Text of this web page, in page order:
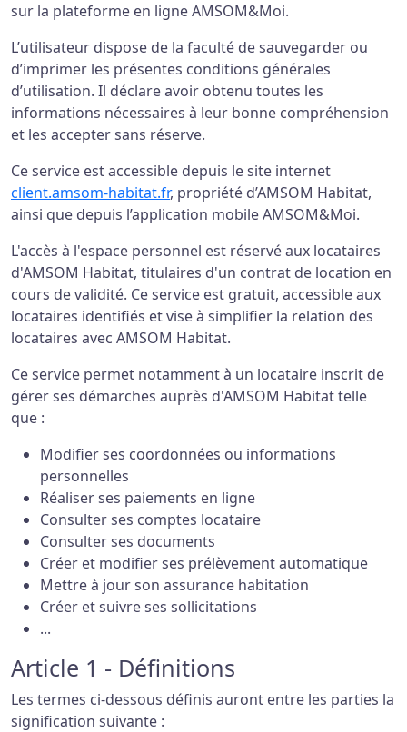
sur la plateforme en ligne AMSOM&Moi.
L’utilisateur dispose de la faculté de sauvegarder ou
d’imprimer les présentes conditions générales
d’utilisation. Il déclare avoir obtenu toutes les
informations nécessaires à leur bonne compréhension
et les accepter sans réserve.
Ce service est accessible depuis le site internet
client.amsom-habitat.fr, propriété d’AMSOM Habitat,
ainsi que depuis l’application mobile AMSOM&Moi.
L'accès à l'espace personnel est réservé aux locataires
d'AMSOM Habitat, titulaires d'un contrat de location en
cours de validité. Ce service est gratuit, accessible aux
locataires identifiés et vise à simplifier la relation des
locataires avec AMSOM Habitat.
Ce service permet notamment à un locataire inscrit de
gérer ses démarches auprès d'AMSOM Habitat telle
que :
Modifier ses coordonnées ou informations
personnelles
Réaliser ses paiements en ligne
Consulter ses comptes locataire
Consulter ses documents
Créer et modifier ses prélèvement automatique
Mettre à jour son assurance habitation
Créer et suivre ses sollicitations
...
Article 1 - Définitions
Les termes ci-dessous définis auront entre les parties la
signification suivante :